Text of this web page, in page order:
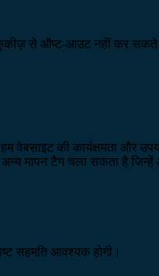
कुकीज़ से ऑप्ट-आउट नहीं कर
की कार्यक्षमता और
मापन टैग चला सकता है
सहमति आवश्यक होगी।